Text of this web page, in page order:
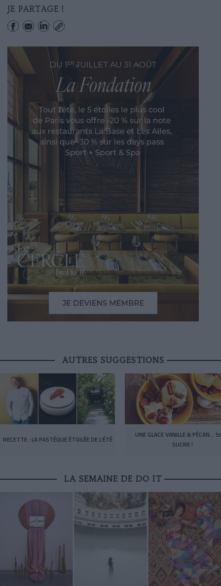
JE PARTAGE !
AUTRES SUGGESTIONS
RECETTE : LA PASTÈQUE ÉTOILÉE DE L’ÉTÉ
UNE GLACE VANILLE & PÉCAN…
SUCRE !
LA SEMAINE DE DO IT